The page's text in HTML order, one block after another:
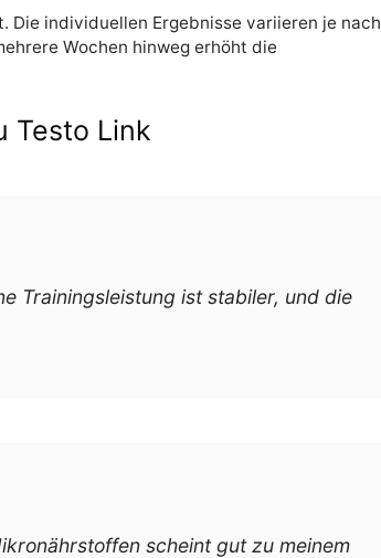
Die individuellen Ergebnisse variieren je nach
Wochen hinweg erhöht die
Testo Link
Trainingsleistung ist stabiler, und die
scheint gut zu meinem